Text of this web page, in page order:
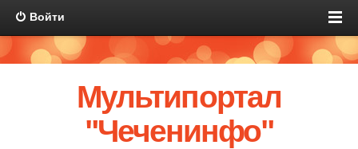
Войти
Мультипортал
"Чеченинфо"